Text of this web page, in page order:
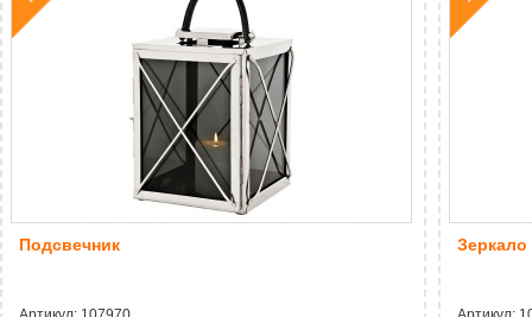
Подсвечник Зеркало